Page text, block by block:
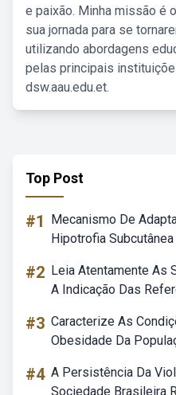
e paixão. Minha missão é
sua jornada para se
utilizando abordagens
pelas principais
dsw.aau.edu.et.
Top Post
#1
Mecanismo De
Hipotrofia
#2 Leia Atentamente As
A Indicação Das
#3 Caracterize As
Obesidade Da
#4 A Persistência Da
Sociedade Brasileira